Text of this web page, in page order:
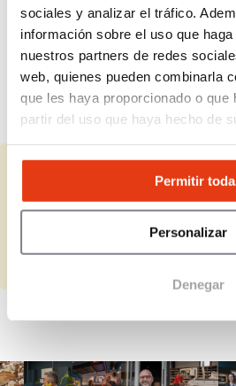
sociales y analizar el tráfico.
información sobre el uso que
nuestros partners de redes
web, quienes pueden combinarla
que les haya proporcionado o que
partir del uso que haya hecho de
Permitir
Personalizar
Denegar
¿A quién va dirigido este
franquicia?
¿Qué royalty tiene la
¿Representas a Waffle
Completar